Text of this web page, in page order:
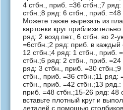
4 стбн., приб. =36 стбн.;7
стбн.;8 ряд: 6 стбн., приб. =48
Можете также вырезать из
картонки круг
ряд: 2 возд.пет., 6 стбн. во 2-
=6стбн.;2 ряд: приб. в каждый
12 стбн.;4 ряд: 1 стбн., приб.
стбн.;6 ряд: 2 стбн., приб.
ряд: 3 стбн., приб. =30
стбн., приб. =36 стбн.;11 ряд:
стбн., приб. =42 стбн.;13 ряд.:
приб. =48 стбн.;15-26 ряд: 48
вставьте плотный круг и
деталей с помощью столбиков